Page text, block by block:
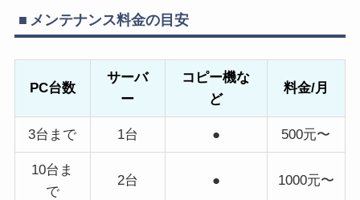
メンテナンス料金の目安
PC台数
サーバ
ー
コピー機な
ど
料金/月
3台まで 1台 ● 500元〜
10台ま
で
2台 ● 1000元〜